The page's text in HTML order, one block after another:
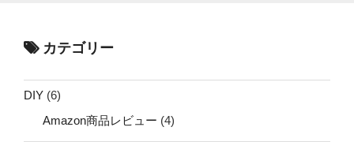
カテゴリー
DIY (6)
Amazon商品レビュー (4)